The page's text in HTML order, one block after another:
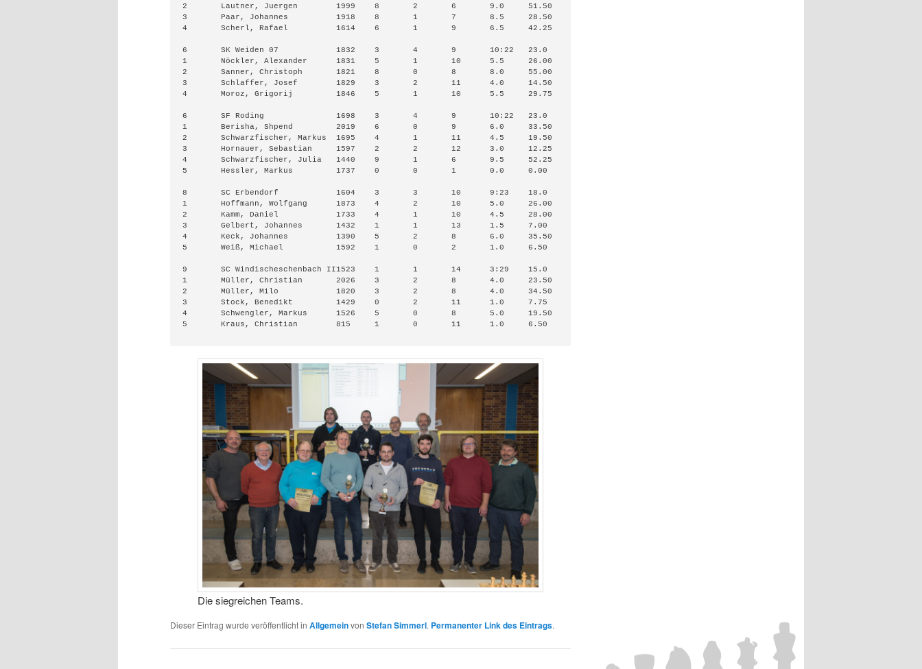
2	Lautner, Juergen	1999	8	2	6	9.0	51.50
3	Paar, Johannes		1918	8	1	7	8.5	28.50
4	Scherl, Rafael		1614	6	1	9	6.5	42.25
6	SK Weiden 07		1832	3	4	9	10:22	23.0
1	Nöckler, Alexander	1831	5	1	10	5.5	26.00
2	Sanner, Christoph	1821	8	0	8	8.0	55.00
3	Schlaffer, Josef	1829	3	2	11	4.0	14.50
4	Moroz, Grigorij		1846	5	1	10	5.5	29.75
6	SF Roding		1698	3	4	9	10:22	23.0
1	Berisha, Shpend		2019	6	0	9	6.0	33.50
2	Schwarzfischer, Markus	1695	4	1	11	4.5	19.50
3	Hornauer, Sebastian	1597	2	2	12	3.0	12.25
4	Schwarzfischer, Julia	1440	9	1	6	9.5	52.25
5	Hessler, Markus		1737	0	0	1	0.0	0.00
8	SC Erbendorf		1604	3	3	10	9:23	18.0
1	Hoffmann, Wolfgang	1873	4	2	10	5.0	26.00
2	Kamm, Daniel		1733	4	1	10	4.5	28.00
3	Gelbert, Johannes	1432	1	1	13	1.5	7.00
4	Keck, Johannes		1390	5	2	8	6.0	35.50
5	Weiß, Michael		1592	1	0	2	1.0	6.50
9	SC Windischeschenbach II1523	1	1	14	3:29	15.0
1	Müller, Christian	2026	3	2	8	4.0	23.50
2	Müller, Milo		1820	3	2	8	4.0	34.50
3	Stock, Benedikt		1429	0	2	11	1.0	7.75
4	Schwengler, Markus	1526	5	0	8	5.0	19.50
5	Kraus, Christian	815	1	0	11	1.0	6.50
Die siegreichen Teams.
Dieser Eintrag wurde veröffentlicht in Allgemeinvon Stefan Simmerl. Permanenter Link des Eintrags.